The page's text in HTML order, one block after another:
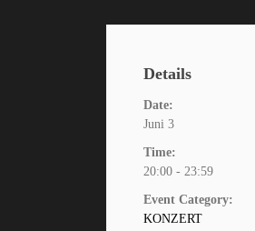
Details
Date:
Juni 3
Time:
20:00 - 23:59
Event Category:
KONZERT